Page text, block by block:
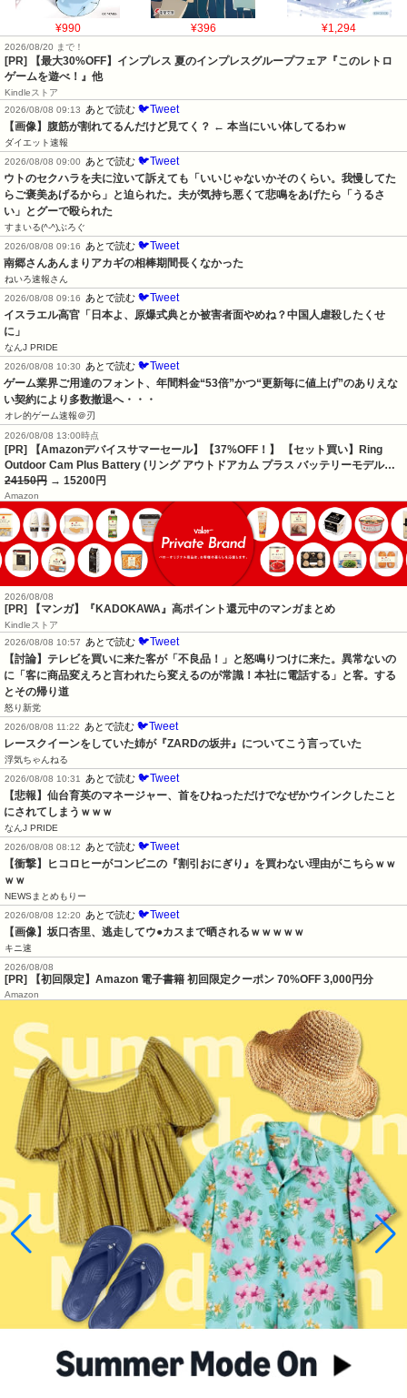
¥990 ¥396 ¥1,294
2026/08/20 まで！
[PR]
【最大30%OFF】インプレス 夏のインプレスグループフェア『このレトロ
ゲームを遊べ！』他
Kindleストア
2026/08/08 09:13 あとで読む 🐦Tweet
【画像】腹筋が割れてるんだけど見てく？ ← 本当にいい体してるわｗ
ダイエット速報
2026/08/08 09:00 あとで読む 🐦Tweet
ウトのセクハラを夫に泣いて訴えても「いいじゃないかそのくらい。我慢してた
らご褒美あげるから」と迫られた。夫が気持ち悪くて悲鳴をあげたら「うるさ
い」とグーで殴られた
すまいる(^-^)ぶろぐ
2026/08/08 09:16 あとで読む 🐦Tweet
南郷さんあんまりアカギの相棒期間長くなかった
ねいろ速報さん
2026/08/08 09:16 あとで読む 🐦Tweet
イスラエル高官「日本よ、原爆式典とか被害者面やめね？中国人虐殺したくせ
に」
なんJ PRIDE
2026/08/08 10:30 あとで読む 🐦Tweet
ゲーム業界ご用達のフォント、年間料金“53倍”かつ“更新毎に値上げ”のありえな
い契約により多数撤退へ・・・
オレ的ゲーム速報＠刃
2026/08/08 13:00時点
[PR] 【Amazonデバイスサマーセール】【37%OFF！】 【セット買い】Ring
Outdoor Cam Plus Battery (リング アウトドアカム プラス バッテリーモデル…
24150円 → 15200円
Amazon
2026/08/08
[PR] 【マンガ】『KADOKAWA』高ポイント還元中のマンガまとめ
Kindleストア
2026/08/08 10:57
あとで読む 🐦Tweet
【討論】テレビを買いに来た客が「不良品！」と怒鳴りつけに来た。異常ないの
に「客に商品変えろと言われたら変えるのが常識！本社に電話する」と客。する
とその帰り道
怒り新党
2026/08/08 11:22
あとで読む 🐦Tweet
レースクイーンをしていた姉が『ZARDの坂井』についてこう言っていた
浮気ちゃんねる
2026/08/08 10:31
あとで読む 🐦Tweet
【悲報】仙台育英のマネージャー、首をひねっただけでなぜかウインクしたこと
にされてしまうｗｗｗ
なんJ PRIDE
2026/08/08 08:12
あとで読む 🐦Tweet
【衝撃】ヒコロヒーがコンビニの『割引おにぎり』を買わない理由がこちらｗｗ
ｗｗ
NEWSまとめもりー
2026/08/08 12:20
あとで読む 🐦Tweet
【画像】坂口杏里、逃走してウ●カスまで晒されるｗｗｗｗｗ
キニ速
2026/08/08
[PR] 【初回限定】Amazon 電子書籍 初回限定クーポン 70%OFF 3,000円分
Amazon